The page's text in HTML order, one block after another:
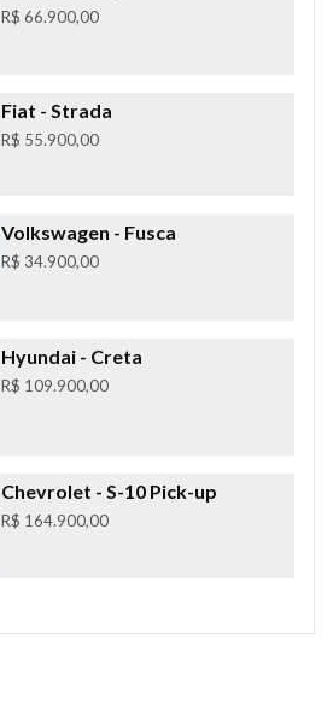
R$ 66.900,00
Fiat - Strada
R$ 55.900,00
Volkswagen - Fusca
R$ 34.900,00
Hyundai- Creta
R$ 109.900,00
Chevrolet - S-10 Pick-up
R$ 164.900,00